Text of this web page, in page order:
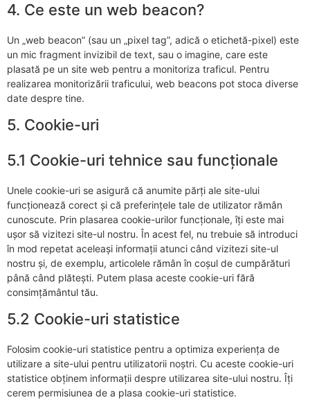
4. Ce este un web beacon?
Un „web beacon” (sau un „pixel tag”, adică o etichetă-pixel) este
un mic fragment invizibil de text, sau o imagine, care este
plasată pe un site web pentru a monitoriza traficul. Pentru
realizarea monitorizării traficului, web beacons pot stoca diverse
date despre tine.
5. Cookie-uri
5.1 Cookie-uri tehnice sau funcționale
Unele cookie-uri se asigură că anumite părți ale site-ului
funcționează corect și că preferințele tale de utilizator rămân
cunoscute. Prin plasarea cookie-urilor funcționale, îți este mai
ușor să vizitezi site-ul nostru. În acest fel, nu trebuie să introduci
în mod repetat aceleași informații atunci când vizitezi site-ul
nostru și, de exemplu, articolele rămân în coșul de cumpărături
până când plătești. Putem plasa aceste cookie-uri fără
consimțământul tău.
5.2 Cookie-uri statistice
Folosim cookie-uri statistice pentru a optimiza experiența de
utilizare a site-ului pentru utilizatorii noștri. Cu aceste cookie-uri
statistice obținem informații despre utilizarea site-ului nostru. Îți
cerem permisiunea de a plasa cookie-uri statistice.